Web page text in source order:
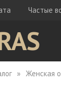
Частые
Женская